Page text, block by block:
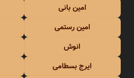
امین بانی
امین رستمی
انوش
ایرج بسطامی